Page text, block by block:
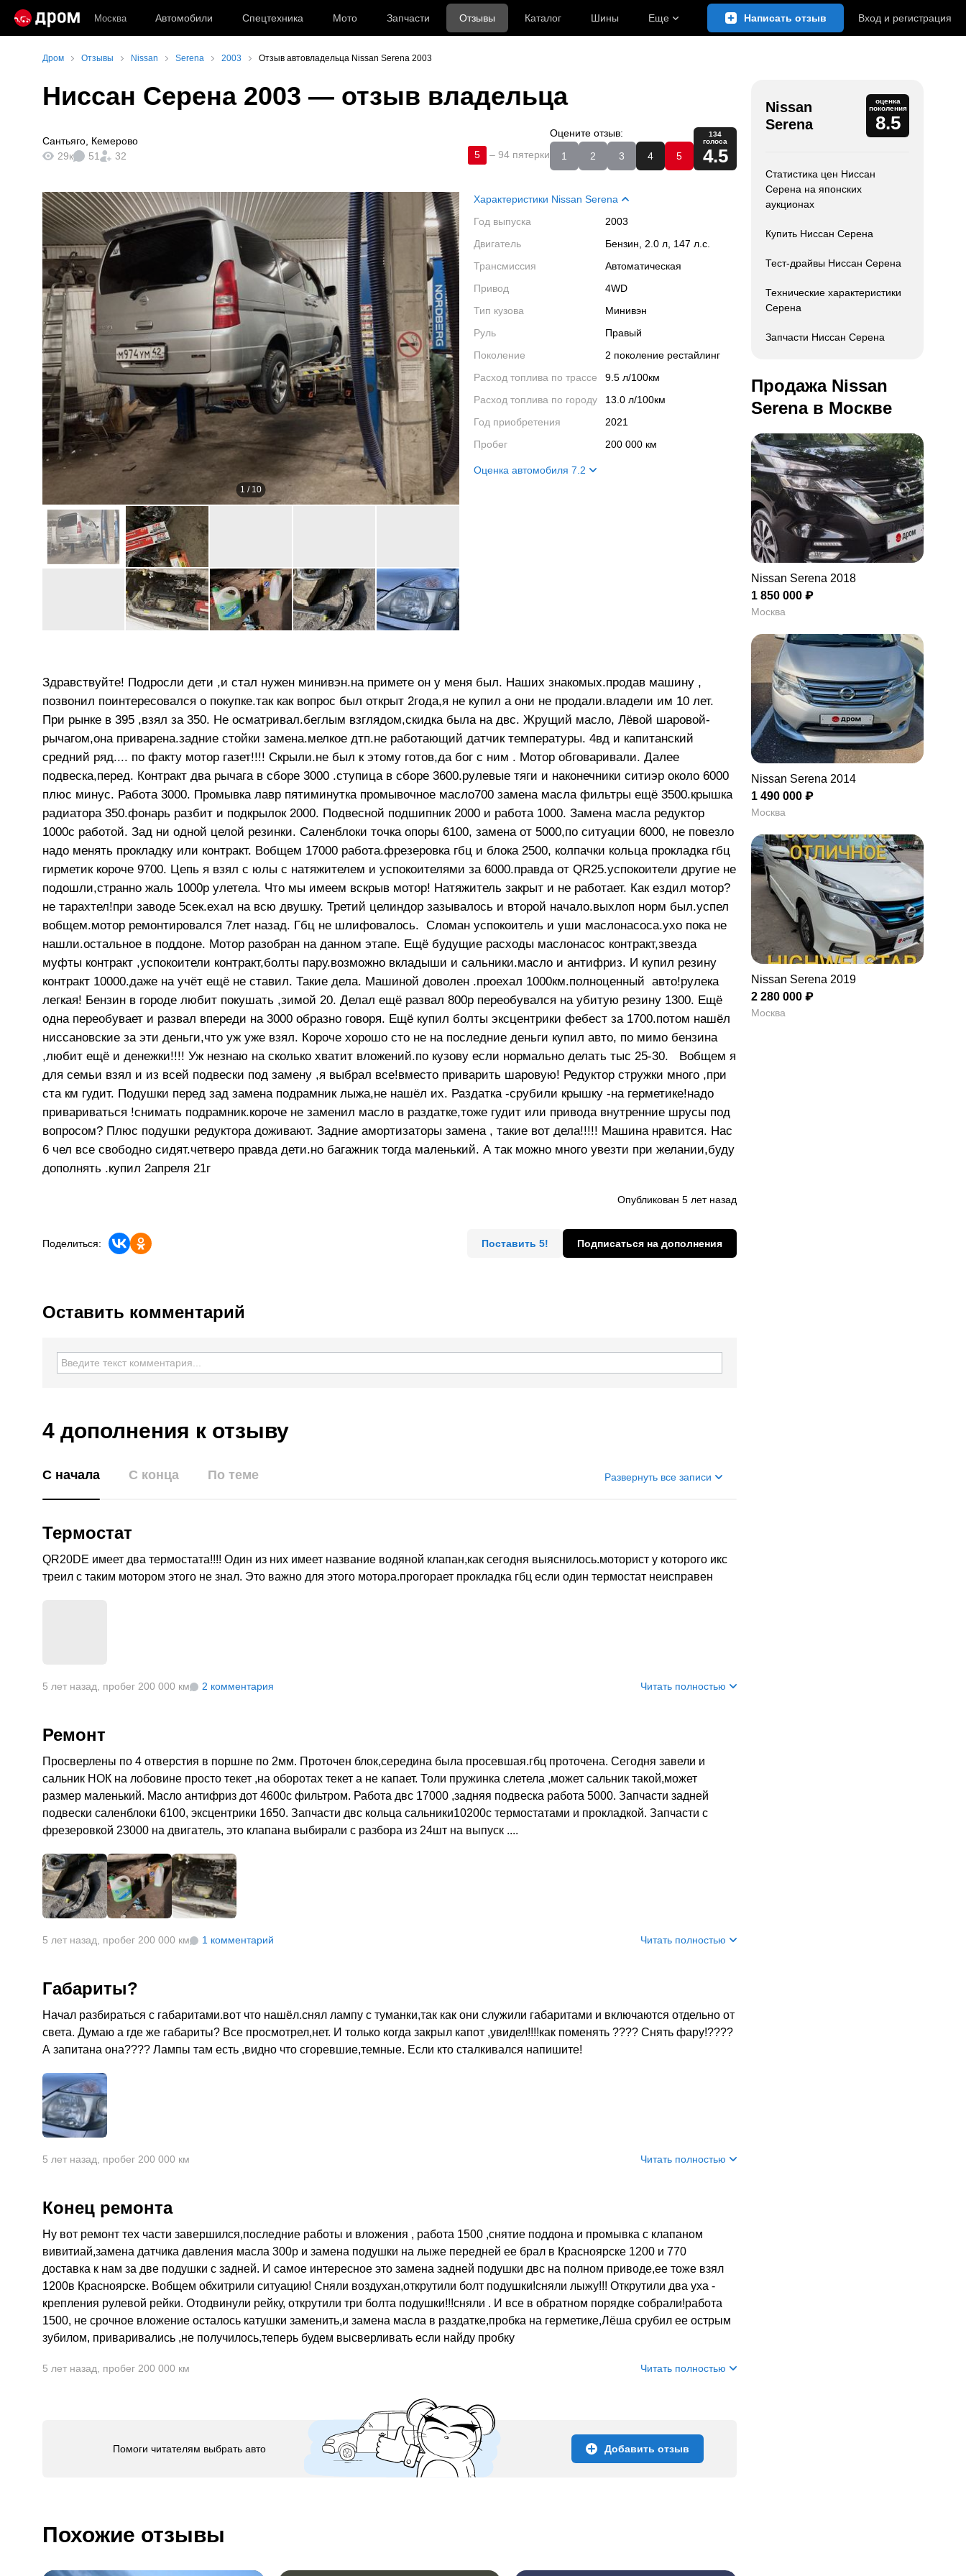
Москва Автомобили Спецтехника Мото Запчасти Отзывы Каталог Шины Еще Написать отзыв Вход и регистрация
Дром Отзывы Nissan Serena 2003 Отзыв автовладельца Nissan Serena 2003
Ниссан Серена 2003 — отзыв владельца
Сантьяго Кемерово
29к
51 32 5 – 94 пятерки
Оцените отзыв:
1
2 3 4 5
134
голоса
4.5
1/ 10
Характеристики Nissan Serena
Год выпуска
2003
Двигатель
Бензин, 2.0 л, 147 л.с.
Трансмиссия
Автоматическая
Привод
4WD
Тип кузова
Минивэн
Руль
Правый
Поколение
2 поколение рестайлинг
Расход топлива по трассе
9.5 л/100км
Расход топлива по городу
13.0 л/100км
Год приобретения
2021
Пробег
200 000 км
Оценка автомобиля 7.2
Здравствуйте! Подросли дети ,и стал нужен минивэн.на примете он у меня был. Наших знакомых.продав машину ,
позвонил поинтересовался о покупке.так как вопрос был открыт 2года,я не купил а они не продали.владели им 10 лет.
При рынке в 395 ,взял за 350. Не осматривал.беглым взглядом,скидка была на двс. Жрущий масло, Лёвой шаровой-
рычагом,она приварена.задние стойки замена.мелкое дтп.не работающий датчик температуры. 4вд и капитанский
средний ряд.... по факту мотор газет!!!! Скрыли.не был к этому готов,да бог с ним . Мотор обговаривали. Далее
подвеска,перед. Контракт два рычага в сборе 3000 .ступица в сборе 3600.рулевые тяги и наконечники ситиэр около 6000
плюс минус. Работа 3000. Промывка лавр пятиминутка промывочное масло700 замена масла фильтры ещё 3500.крышка
радиатора 350.фонарь разбит и подкрылок 2000. Подвесной подшипник 2000 и работа 1000. Замена масла редуктор
1000с работой. Зад ни одной целой резинки. Саленблоки точка опоры 6100, замена от 5000,по ситуации 6000, не повезло
надо менять прокладку или контракт. Вобщем 17000 работа.фрезеровка гбц и блока 2500, колпачки кольца прокладка гбц
гирметик короче 9700. Цепь я взял с юлы с натяжителем и успокоителями за 6000.правда от QR25.успокоители другие не
подошли,странно жаль 1000р улетела. Что мы имеем вскрыв мотор! Натяжитель закрыт и не работает. Как ездил мотор?
не тарахтел!при заводе 5сек.ехал на всю двушку. Третий целиндор зазывалось и второй начало.выхлоп норм был.успел
вобщем.мотор ремонтировался 7лет назад. Гбц не шлифовалось. Сломан успокоитель и уши маслонасоса.ухо пока не
нашли.остальное в поддоне. Мотор разобран на данном этапе. Ещё будущие расходы маслонасос контракт,звезда
муфты контракт ,успокоители контракт,болты пару.возможно вкладыши и сальники.масло и антифриз. И купил резину
контракт 10000.даже на учёт ещё не ставил. Такие дела. Машиной доволен .проехал 1000км.полноценный авто!рулека
легкая! Бензин в городе любит покушать ,зимой 20. Делал ещё развал 800р переобувался на убитую резину 1300. Ещё
одна переобувает и развал впереди на 3000 образно говоря. Ещё купил болты эксцентрики фебест за 1700.потом нашёл
ниссановские за эти деньги,что уж уже взял. Короче хорошо сто не на последние деньги купил авто, по мимо бензина
,любит ещё и денежки!!!! Уж незнаю на сколько хватит вложений.по кузову если нормально делать тыс 25-30. Вобщем я
для семьи взял и из всей подвески под замену ,я выбрал все!вместо приварить шаровую! Редуктор стружки много ,при
ста км гудит. Подушки перед зад замена подрамник лыжа,не нашёл их. Раздатка -срубили крышку -на герметике!надо
привариваться !снимать подрамник.короче не заменил масло в раздатке,тоже гудит или привода внутренние шрусы под
вопросом? Плюс подушки редуктора доживают. Задние амортизаторы замена , такие вот дела!!!!! Машина нравится. Нас
6 чел все свободно сидят.четверо правда дети.но багажник тогда маленький. А так можно много увезти при желании,буду
дополнять .купил 2апреля 21г
Опубликован 5 лет назад
Поделиться: Поставить 5! Подписаться на дополнения
Оставить комментарий
4 дополнения к отзыву
С начала С конца По теме Развернуть все записи
Термостат
QR20DE имеет два термостата!!!! Один из них имеет название водяной клапан,как сегодня выяснилось.моторист у которого икс
треил с таким мотором этого не знал. Это важно для этого мотора.прогорает прокладка гбц если один термостат неисправен
5 лет назад пробег 200 000 км 2 комментария Читать полностью
Ремонт
Просверлены по 4 отверстия в поршне по 2мм. Проточен блок,середина была просевшая.гбц проточена. Сегодня завели и
сальник НОК на лобовине просто текет ,на оборотах текет а не капает. Толи пружинка слетела ,может сальник такой,может
размер маленький. Масло антифриз дот 4600с фильтром. Работа двс 17000 ,задняя подвеска работа 5000. Запчасти задней
подвески саленблоки 6100, эксцентрики 1650. Запчасти двс кольца сальники10200с термостатами и прокладкой. Запчасти с
фрезеровкой 23000 на двигатель, это клапана выбирали с разбора из 24шт на выпуск ....
5 лет назад пробег 200 000 км 1 комментарий Читать полностью
Габариты?
Начал разбираться с габаритами.вот что нашёл.снял лампу с туманки,так как они служили габаритами и включаются отдельно от
света. Думаю а где же габариты? Все просмотрел,нет. И только когда закрыл капот ,увидел!!!!как поменять ???? Снять фару!????
А запитана она???? Лампы там есть ,видно что сгоревшие,темные. Если кто сталкивался напишите!
5 лет назад пробег 200 000 км Читать полностью
Конец ремонта
Ну вот ремонт тех части завершился,последние работы и вложения , работа 1500 ,снятие поддона и промывка с клапаном
вивитиай,замена датчика давления масла 300р и замена подушки на лыже передней ее брал в Красноярске 1200 и 770
доставка к нам за две подушки с задней. И самое интересное это замена задней подушки двс на полном приводе,ее тоже взял
1200в Красноярске. Вобщем обхитрили ситуацию! Сняли воздухан,открутили болт подушки!сняли лыжу!!! Открутили два уха -
крепления рулевой рейки. Отодвинули рейку, открутили три болта подушки!!!сняли . И все в обратном порядке собрали!работа
1500, не срочное вложение осталось катушки заменить,и замена масла в раздатке,пробка на герметике,Лёша срубил ее острым
зубилом, приваривались ,не получилось,теперь будем высверливать если найду пробку
5 лет назад пробег 200 000 км Читать полностью
Помоги читателям выбрать авто Добавить отзыв
Похожие отзывы
Nissan
Serena
оценка
поколения
8.5
Статистика цен Ниссан
Серена на японских
аукционах
Купить Ниссан Серена
Тест-драйвы Ниссан Серена
Технические характеристики
Серена
Запчасти Ниссан Серена
Продажа Nissan
Serena в Москве
Nissan Serena 2018
1 850 000 ₽
Москва
Nissan Serena 2014
1 490 000 ₽
Москва
Nissan Serena 2019
2 280 000 ₽
Москва